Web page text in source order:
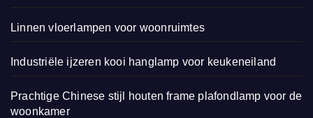
Linnen vloerlampen voor woonruimtes
Industriële ijzeren kooi hanglamp voor keukeneiland
Prachtige Chinese stijl houten frame plafondlamp voor de
woonkamer